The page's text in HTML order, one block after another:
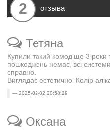
2 отзыва
Тетяна
Купили такий комод ще 3 роки
пошкоджень немає, всі
справно.
Виглядає естетично. Колір
2025-02-02 20:58:29
Оксана